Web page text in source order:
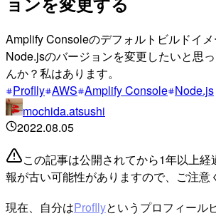
Amplify Consoleのデフォルトビルドイ
Node.jsのバージョンを変更したいと思
んか？私はあります。
Proflly AWS Amplify Console Node.js
mochida.atsushi
2022.08.05
この記事は公開されてから1年以上
報が古い可能性がありますので、ご注意
現在、自分はProfllyというプロフィール